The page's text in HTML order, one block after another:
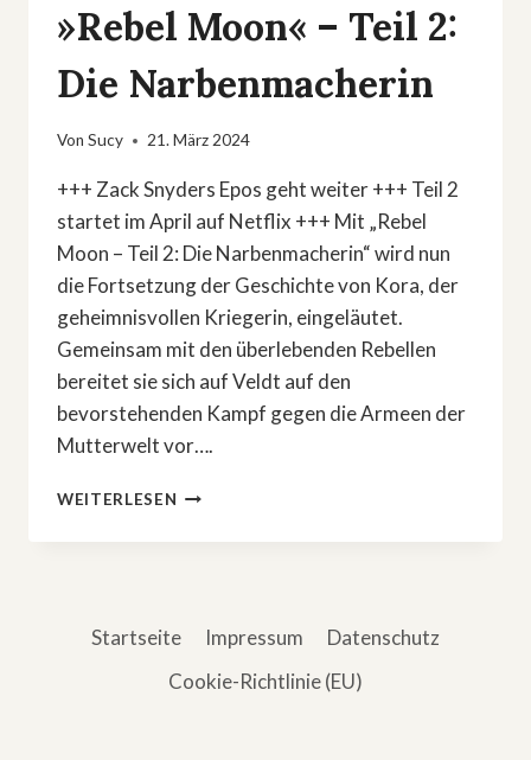
»Rebel Moon« – Teil 2:
Die Narbenmacherin
Von Sucy 21. März 2024
+++ Zack Snyders Epos geht weiter +++ Teil 2
startet im April auf Netflix +++ Mit „Rebel
Moon – Teil 2: Die Narbenmacherin“ wird nun
die Fortsetzung der Geschichte von Kora, der
geheimnisvollen Kriegerin, eingeläutet.
Gemeinsam mit den überlebenden Rebellen
bereitet sie sich auf Veldt auf den
bevorstehenden Kampf gegen die Armeen der
Mutterwelt vor….
WEITERLESEN »REBEL
–
NARBENMACHERIN
Startseite Impressum
Datenschutz
Cookie-Richtlinie (EU)